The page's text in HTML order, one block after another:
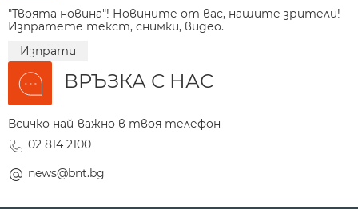
"Твоята новина"! Новините от вас, нашите зрители!
Изпратете текст, снимки, видео.
Изпрати
ВРЪЗКА С НАС
Всичко най-важно в твоя телефон
02 814 2100
news@bnt.bg